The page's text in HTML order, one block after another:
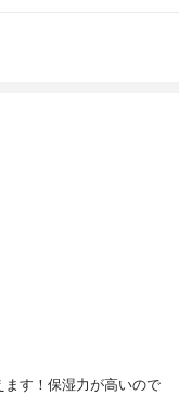
す！保湿力が高いので